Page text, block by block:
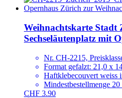
Weihnachtskarte Stadt
Sechseläutenplatz mit
Nr. CH-2215,
Format gefalzt: 21,0 x
Haftklebecouvert weiss
Mindestbestellmenge 20
CHF 3.90